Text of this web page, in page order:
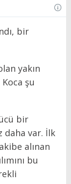
bir
yakın
şu
bir
daha var. İlk
alınan
bu